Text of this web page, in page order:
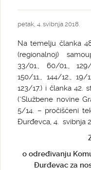
petak, 4. svibnja 2018.
Na temelju članka
(regionalnoj)
33/01., 60/01.,
150/11., 144/12.,
123/17.) i članka 42.
("Službene novine
5/14. – pročišćeni
Đurđevca, 4. svibnja
o određivanju
Đurđevac za